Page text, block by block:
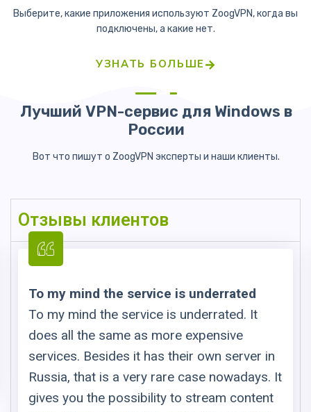
Выберите, какие приложения используют ZoogVPN, когда вы
подключены, а какие нет.
УЗНАТЬ БОЛЬШЕ
Лучший VPN-сервис для Windows в
России
Вот что пишут о ZoogVPN эксперты и наши клиенты.
Отзывы клиентов
To my mind the service is underrated
To my mind the service is underrated. It
does all the same as more expensive
services. Besides it has their own server in
Russia, that is a very rare case nowadays. It
gives you the possibility to stream content